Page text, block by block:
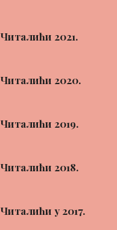
Читалићи 2021.
Читалићи 2020.
Читалићи 2019.
Читалићи 2018.
Читалићи у 2017.